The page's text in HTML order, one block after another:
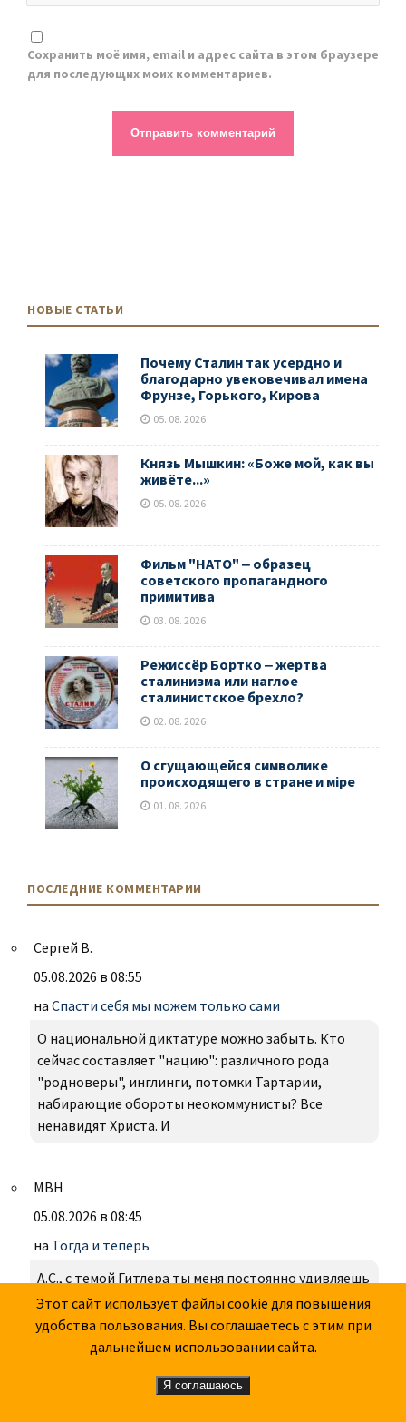
Сохранить моё имя, email и адрес сайта в этом браузере
для последующих моих комментариев.
НОВЫЕ СТАТЬИ
Почему Сталин так усердно и
благодарно увековечивал имена
Фрунзе, Горького, Кирова
05. 08. 2026
Князь Мышкин: «Боже мой, как вы
живёте...»
05. 08. 2026
Фильм "НАТО" ‒ образец
советского пропагандного
примитива
03. 08. 2026
Режиссёр Бортко ‒ жертва
сталинизма или наглое
сталинистское брехло?
02. 08. 2026
О сгущающейся символике
происходящего в стране и мiре
01. 08. 2026
ПОСЛЕДНИЕ КОММЕНТАРИИ
Сергей В.
05.08.2026 в 08:55
на Спасти себя мы можем только сами
О национальной диктатуре можно забыть. Кто
сейчас составляет "нацию": различного рода
"родноверы", инглинги, потомки Тартарии,
набирающие обороты неокоммунисты? Все
ненавидят Христа. И
МВН
05.08.2026 в 08:45
на Тогда и теперь
А.С., с темой Гитлера ты меня постоянно удивляешь
его защитой. Тебе не кажется, что именно
гитлеровская колонизаторская Остполитик была
причиной нелояльности русских
Этот сайт использует файлы cookie для повышения
удобства пользования. Вы соглашаетесь с этим при
дальнейшем использовании сайта.
Я соглашаюсь